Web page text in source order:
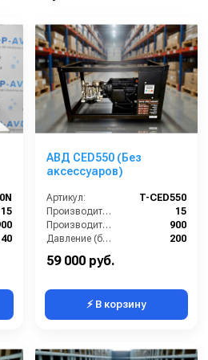
15
40
АВД CED550 (Без
аксессуаров)
Артикул:
T-CED550
Производительность (л/мин):
15
Производительность (л/ч):
900
Давление (бар):
200
Напряжение (В):
59 000 руб.
⚡ В корзину